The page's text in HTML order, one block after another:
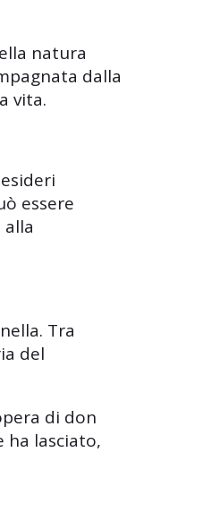
natura
dalla
vita.
essere
Tra
del
di don
ha lasciato,